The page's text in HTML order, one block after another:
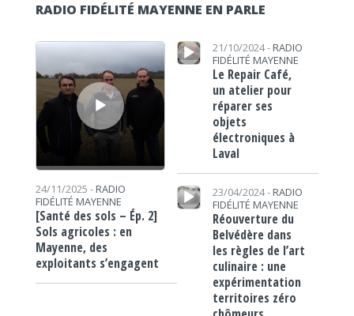
RADIO FIDÉLITÉ MAYENNE EN PARLE
Lecteur audio
24/11/2025 - RADIO
FIDÉLITÉ MAYENNE
[Santé des sols – Ép. 2]
Sols agricoles : en
Mayenne, des
exploitants s’engagent
Lecteur audio 21/10/2024 - RADIO
FIDÉLITÉ MAYENNE
Le Repair Café,
un atelier pour
réparer ses
objets
électroniques à
Laval
Lecteur audio
23/04/2024 - RADIO
FIDÉLITÉ MAYENNE
Réouverture du
Belvédère dans
les règles de l’art
culinaire : une
expérimentation
territoires zéro